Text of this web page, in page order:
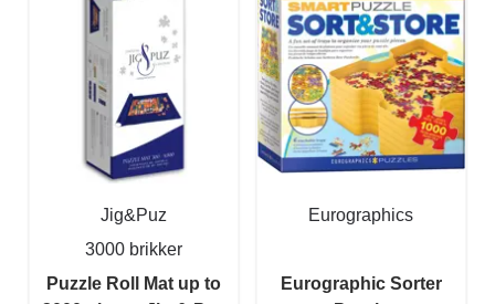
Jig&Puz
3000 brikker
Puzzle Roll Mat up to
Eurographics
Eurographic Sorter